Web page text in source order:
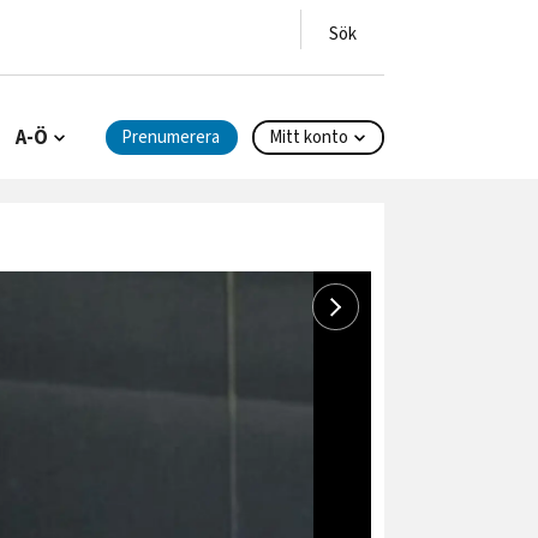
A-Ö Prenumerera Mitt konto